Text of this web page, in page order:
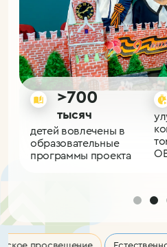
>700
тысяч
детей вовлечены в
образовательные
программы проекта